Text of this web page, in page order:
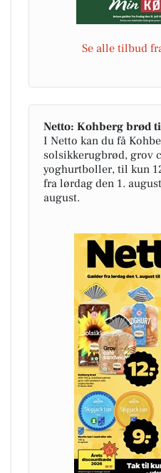
Se alle tilbud
Netto: Kohberg brød
I Netto kan du få
solsikkerugbrød, grov
yoghurtboller, til kun
fra lørdag den 1.
august.